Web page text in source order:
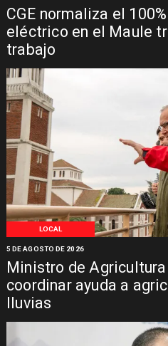
CGE normaliza el
eléctrico en el Maule
trabajo
LOCAL
Ministro de
coordinar ayuda a
lluvias
5 DE AGOSTO DE 2026